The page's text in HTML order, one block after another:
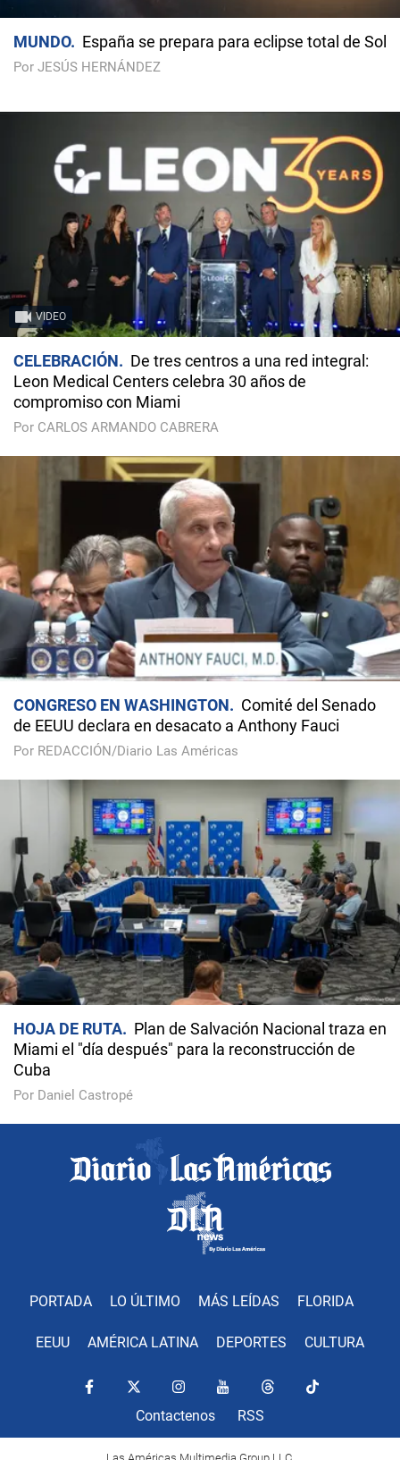
MUNDO España se prepara para eclipse total de Sol
Por JESÚS HERNÁNDEZ
VIDEO
CELEBRACIÓN
De tres centros a una red integral:
Leon Medical Centers celebra 30 años de
compromiso con Miami
Por CARLOS ARMANDO CABRERA
CONGRESO EN WASHINGTON
Comité del Senado
de EEUU declara en desacato a Anthony Fauci
Por REDACCIÓN/Diario Las Américas
HOJA DE RUTA
Plan de Salvación Nacional traza en
Miami el "día después" para la reconstrucción de
Cuba
Por Daniel Castropé
PORTADA LO ÚLTIMO MÁS LEÍDAS FLORIDA
EEUU AMÉRICA LATINA DEPORTES CULTURA
Contactenos RSS